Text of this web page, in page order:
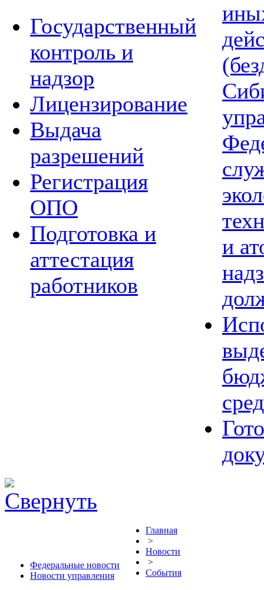
Государственный
контроль и
надзор
Лицензирование
Выдача
разрешений
Регистрация
ОПО
Подготовка и
аттестация
работников
и
Федеральные новости
Новости управления
Главная
>
Новости
>
События